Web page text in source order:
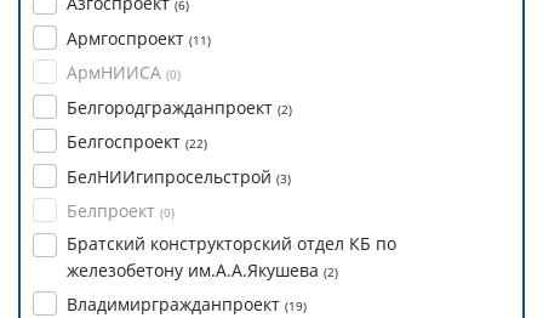
(6)
Армгоспроект (11)
АрмНИИСА (0)
Белгородгражданпроект (2)
Белгоспроект (22)
БелНИИгипросельстрой (3)
Белпроект (0)
Братский конструкторский отдел КБ по
железобетону им.А.А.Якушева (2)
Владимиргражданпроект (19)